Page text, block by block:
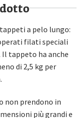
a pelo lungo:
filati speciali
tappeto ha anche
di 2,5 kg per
non prendono in
più grandi e